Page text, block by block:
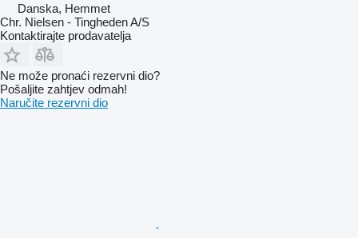
Danska, Hemmet
Chr. Nielsen - Tingheden A/S
Kontaktirajte prodavatelja
Ne može pronaći rezervni dio?
Pošaljite zahtjev odmah!
Naručite rezervni dio